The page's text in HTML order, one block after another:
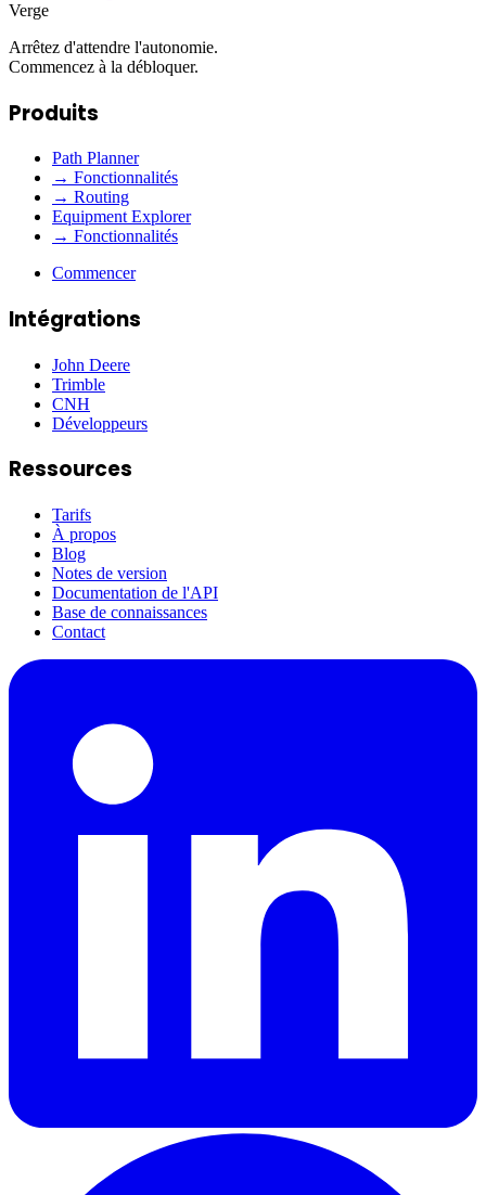
Verge
Arrêtez d'attendre l'autonomie.
Commencez à la débloquer.
Produits
Path Planner
→ Fonctionnalités
→ Routing
Equipment Explorer
→ Fonctionnalités
Commencer
Intégrations
John Deere
Trimble
CNH
Développeurs
Ressources
Tarifs
À propos
Blog
Notes de version
Documentation de l'API
Base de connaissances
Contact